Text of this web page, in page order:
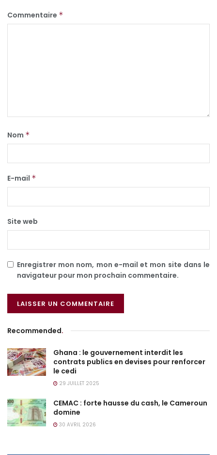
Commentaire *
Nom *
E-mail *
Site web
Enregistrer mon nom, mon e-mail et mon site dans le
navigateur pour mon prochain commentaire.
Recommended.
Ghana : le gouvernement interdit les
contrats publics en devises pour renforcer
le cedi
29 JUILLET 2025
CEMAC : forte hausse du cash, le Cameroun
domine
30 AVRIL 2026